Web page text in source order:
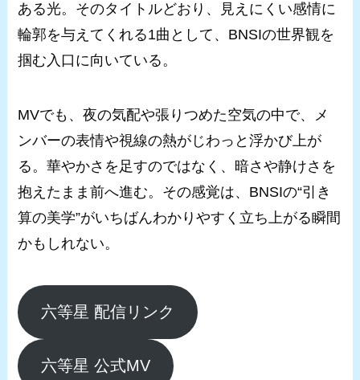
ある光。そのタイトルどおり、見えにくい感情に
輪郭を与えてくれる1曲として、BNSIの世界観を
掴む入口に向いている。
MVでも、夜の気配や張りつめた空気の中で、メ
ンバーの表情や視線の熱がじわっと浮かび上が
る。華やかさを足すのではなく、暗さや静けさを
抱えたまま前へ進む。その感覚は、BNSIの“引き
算の美学”がいちばんわかりやすく立ち上がる瞬間
かもしれない。
六等星 配信リンク
六等星 公式MV